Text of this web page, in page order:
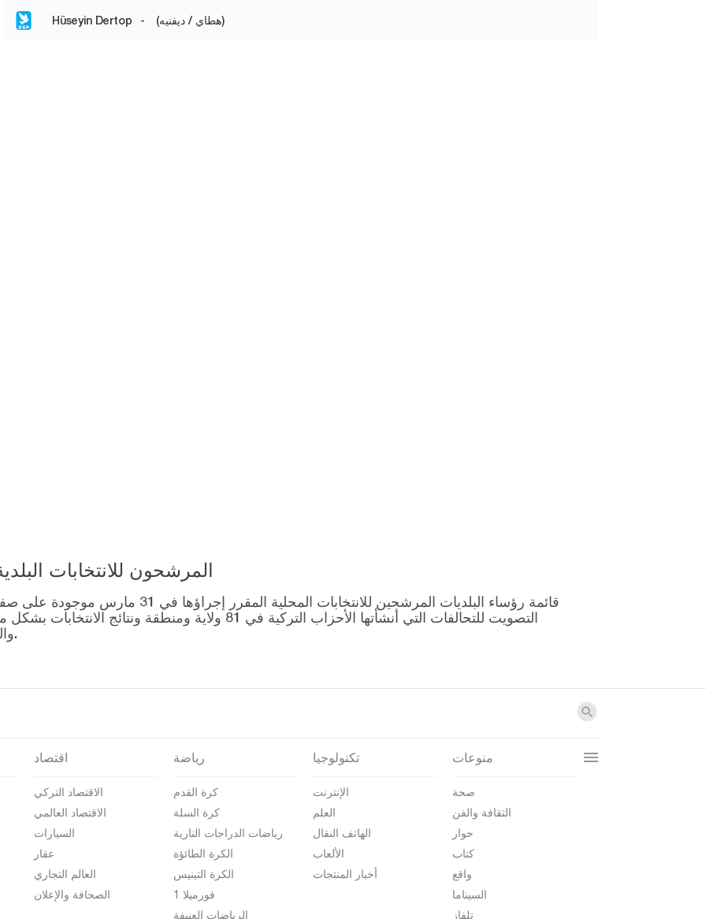
Hüseyin Dertop - (هطاي / ديفنيه)
المرشحون للانتخابات البلدية المحلية –
قائمة رؤساء البلديات المرشحين للانتخابات
التصويت للتحالفات التي أنشأتها الأحزاب التركية في 81
والمرشحين على صفحة نتائج الانتخابات 2024.
اقتصاد
الاقتصاد التركي
الاقتصاد العالمي
السيارات
عقار
العالم التجاري
الصحافة والإعلان
رياضة
كرة القدم
كرة السلة
رياضات الدراجات النارية
الكرة الطائؤة
الكرة التينيس
فورميلا 1
الرياضات العنيفة
تكنولوجيا
الإنترنت
العلم
الهاتف النقال
الألعاب
أخبار المنتجات
منوعات
صحة
الثقافة والفن
حوار
كتاب
واقع
السيناما
تلفاز